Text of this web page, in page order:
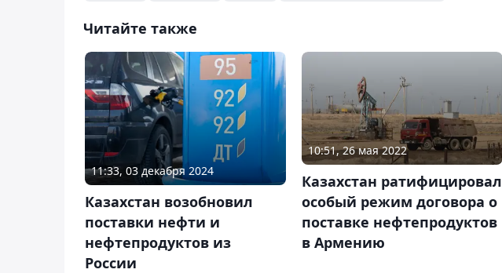
Читайте также
11:33, 03 декабря 2024
Казахстан возобновил
поставки нефти и
нефтепродуктов из
России
10:51, 26 мая 2022
Казахстан ратифицировал
особый режим договора о
поставке нефтепродуктов
в Армению